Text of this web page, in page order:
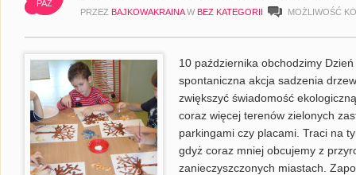
PAŹ
PRZEZ BAJKOWAKRAINA W BEZ KATEGORII MOŻLIWOŚĆ
10 października obchodzimy
spontaniczna akcja sadzenia
zwiększyć świadomość
coraz więcej terenów zielonych
parkingami czy placami. Traci na
gdyż coraz mniej obcujemy z
zanieczyszczonych miastach.